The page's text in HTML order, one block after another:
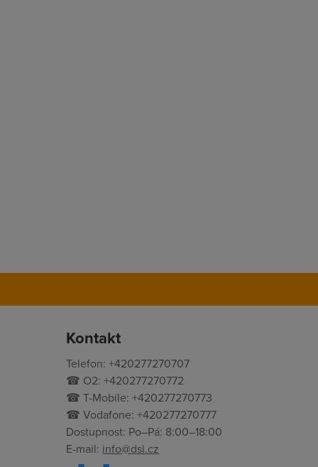
Kontakt
Telefon: +420277270707
☎ O2: +420277270772
☎ T-Mobile: +420277270773
☎ Vodafone: +420277270777
Dostupnost: Po–Pá: 8:00–18:00
E-mail: info@dsl.cz